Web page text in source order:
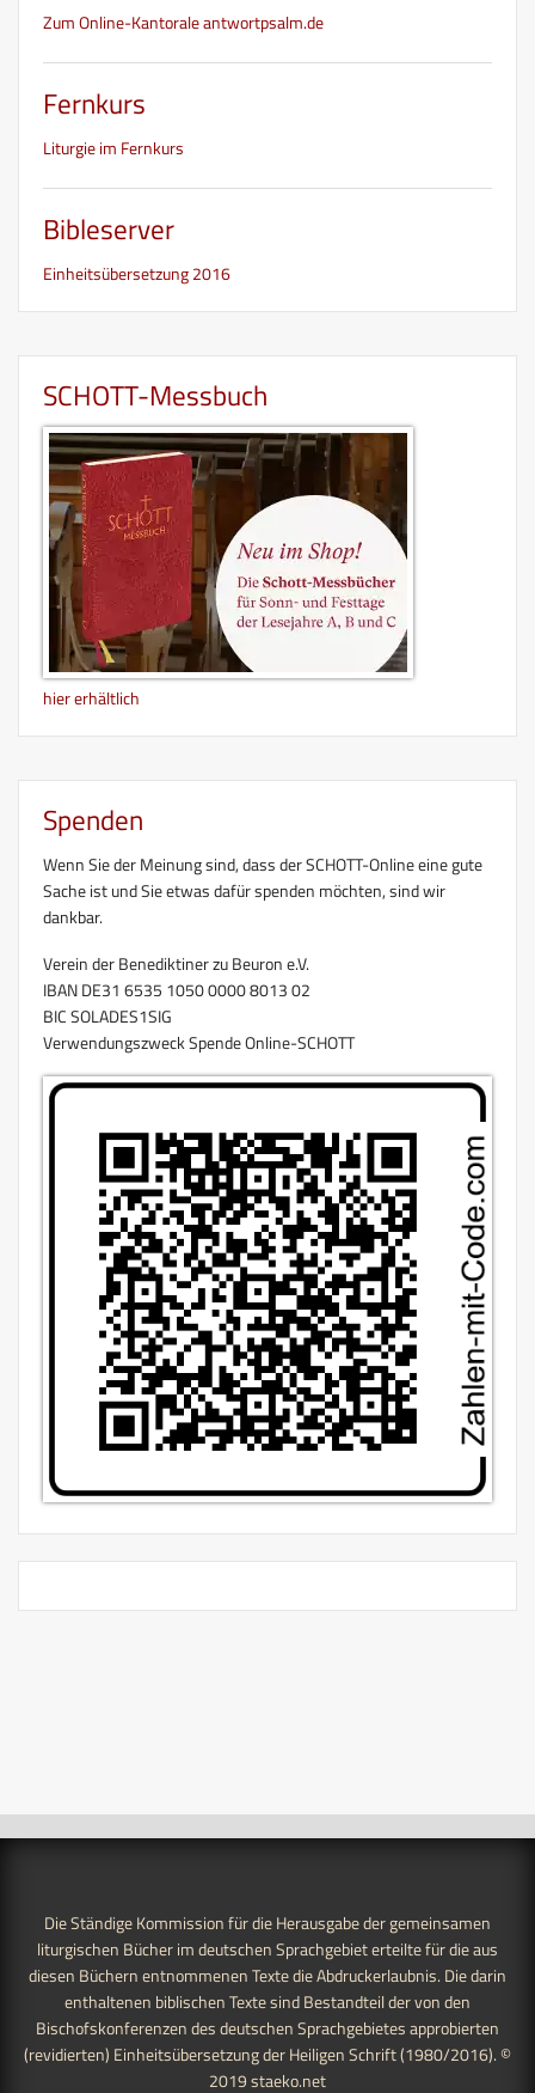
Zum Online-Kantorale antwortpsalm.de
Fernkurs
Liturgie im Fernkurs
Bibleserver
Einheitsübersetzung 2016
SCHOTT-Messbuch
hier erhältlich
Spenden
Wenn Sie der Meinung sind, dass der SCHOTT-Online eine gute
Sache ist und Sie etwas dafür spenden möchten, sind wir
dankbar.
Verein der Benediktiner zu Beuron e.V.
IBAN DE31 6535 1050 0000 8013 02
BIC SOLADES1SIG
Verwendungszweck Spende Online-SCHOTT
Die Ständige Kommission für die Herausgabe der gemeinsamen
liturgischen Bücher im deutschen Sprachgebiet erteilte für die aus
diesen Büchern entnommenen Texte die Abdruckerlaubnis. Die darin
enthaltenen biblischen Texte sind Bestandteil der von den
Bischofskonferenzen des deutschen Sprachgebietes approbierten
(revidierten) Einheitsübersetzung der Heiligen Schrift (1980/2016). ©
2019staeko.net